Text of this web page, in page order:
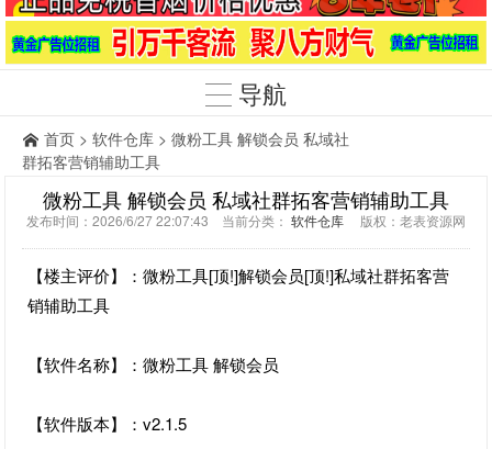
导航
首页 > 软件仓库 > 微粉工具 解锁会员 私域社
群拓客营销辅助工具
微粉工具 解锁会员 私域社群拓客营销辅助工具
发布时间：2026/6/27 22:07:43 当前分类： 软件仓库 版权：老表资源网
【楼主评价】：微粉工具[顶!]解锁会员[顶!]私域社群拓客营
销辅助工具
【软件名称】：微粉工具 解锁会员
【软件版本】：v2.1.5